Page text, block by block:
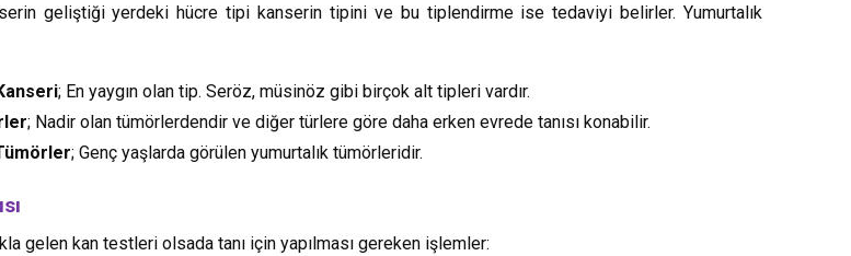
geliştiği yerdeki hücre tipi kanserin tipini ve bu tiplendirme ise tedaviyi belirler. Yumurtalık
; En yaygın olan tip. Seröz, müsinöz gibi birçok alt tipleri vardır.
; Nadir olan tümörlerdendir ve diğer türlere göre daha erken evrede tanısı konabilir.
; Genç yaşlarda görülen yumurtalık tümörleridir.
gelen kan testleri olsada tanı için yapılması gereken işlemler: